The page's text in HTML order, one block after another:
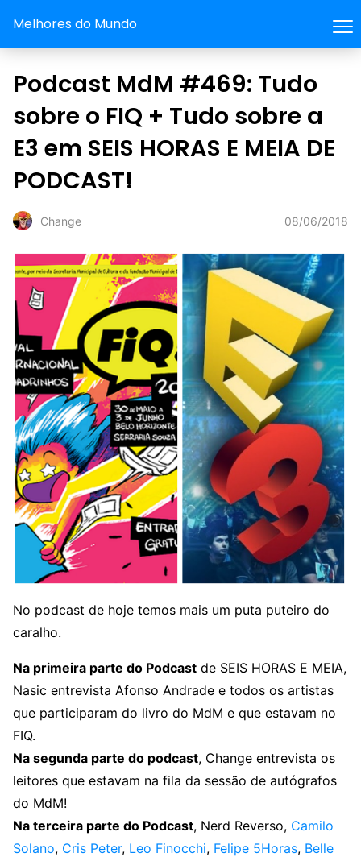
Melhores do Mundo
Podcast MdM #469: Tudo
sobre o FIQ + Tudo sobre a
E3 em SEIS HORAS E MEIA DE
PODCAST!
Change 08/06/2018
No podcast de hoje temos mais um puta puteiro do
caralho.
Na primeira parte do Podcast de SEIS HORAS E MEIA,
Nasic entrevista Afonso Andrade e todos os artistas
que participaram do livro do MdM e que estavam no
FIQ.
Na segunda parte do podcast, Change entrevista os
leitores que estavam na fila da sessão de autógrafos
do MdM!
Na terceira parte do Podcast, Nerd Reverso, Camilo
Solano, Cris Peter, Leo Finocchi, Felipe 5Horas, Belle